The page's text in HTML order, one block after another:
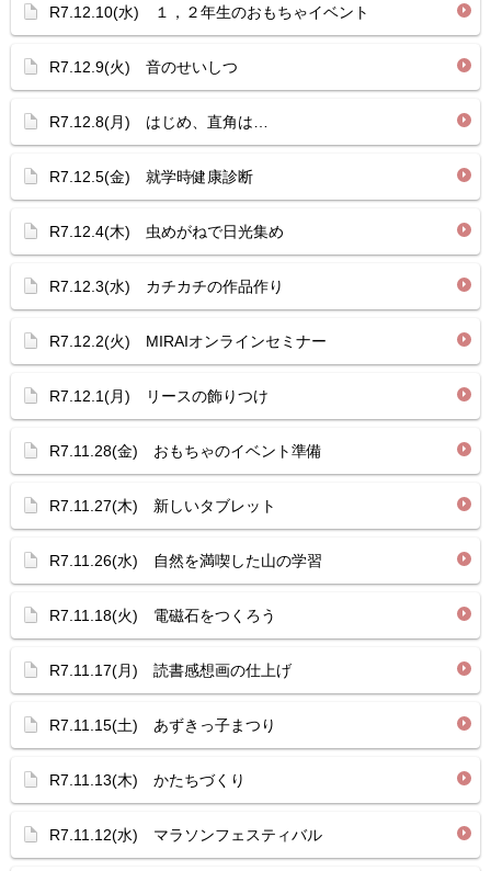
R7.12.10(水) １，２年生のおもちゃイベント
R7.12.9(火) 音のせいしつ
R7.12.8(月) はじめ、直角は…
R7.12.5(金) 就学時健康診断
R7.12.4(木) 虫めがねで日光集め
R7.12.3(水) カチカチの作品作り
R7.12.2(火) MIRAIオンラインセミナー
R7.12.1(月) リースの飾りつけ
R7.11.28(金) おもちゃのイベント準備
R7.11.27(木) 新しいタブレット
R7.11.26(水) 自然を満喫した山の学習
R7.11.18(火) 電磁石をつくろう
R7.11.17(月) 読書感想画の仕上げ
R7.11.15(土) あずきっ子まつり
R7.11.13(木) かたちづくり
R7.11.12(水) マラソンフェスティバル